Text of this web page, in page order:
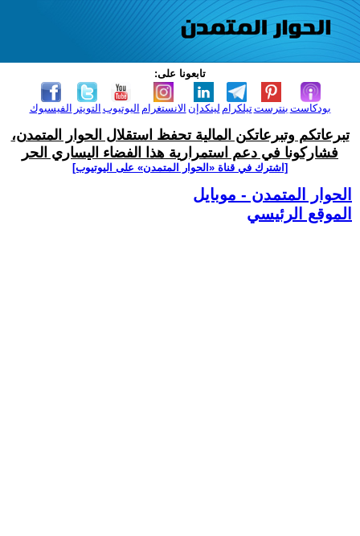
تابعونا على:
الفيسبوك التويتر اليوتيوب الانستغرام لينكدإن تيلكرامبنترست بودكاست
تبرعاتكم وتبرعاتكن المالية تحفظ استقلال الحوار المتمدن،
فشاركونا في دعم استمرارية هذا الفضاء اليساري الحر
[اشترك في قناة ‫«الحوار المتمدن» على اليوتيوب]
الحوار المتمدن - موبايل
الموقع الرئيسي